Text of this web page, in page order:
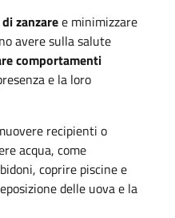
zanzaree minimizzare
avere sulla salute
comportamenti
e la loro
recipienti o
acqua, come
coprire piscine e
delle uova e la